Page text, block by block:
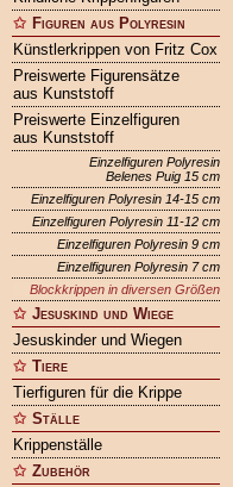
Figuren aus Polyresin
Künstlerkrippen von Fritz Cox
Preiswerte Figurensätze
aus Kunststoff
Preiswerte Einzelfiguren
aus Kunststoff
Einzelfiguren Polyresin
Belenes Puig 15 cm
Einzelfiguren Polyresin 14-15 cm
Einzelfiguren Polyresin 11-12 cm
Einzelfiguren Polyresin 9 cm
Einzelfiguren Polyresin 7 cm
Blockkrippen in diversen Größen
Jesuskind und Wiege
Jesuskinder und Wiegen
Tiere
Tierfiguren für die Krippe
Ställe
Krippenställe
Zubehör